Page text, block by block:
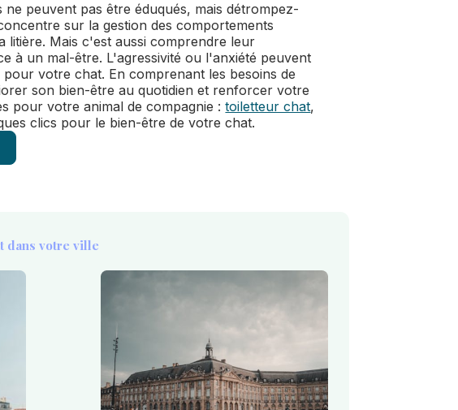
peuvent pas être éduqués, mais détrompez-
sur la gestion des comportements
litière. Mais c'est aussi comprendre leur
à un mal-être. L'agressivité ou l'anxiété peuvent
votre chat. En comprenant les besoins de
son bien-être au quotidien et renforcer votre
pour votre animal de compagnie :toiletteur chat,
clics pour le bien-être de votre chat.
dans votre ville